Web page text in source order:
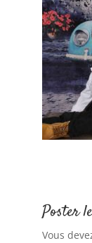
Poster
Vous